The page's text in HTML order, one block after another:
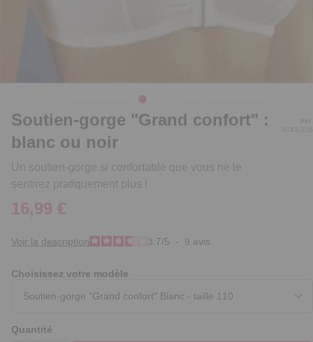
Soutien-gorge "Grand confort" :
blanc ou noir
Un soutien-gorge si confortable que vous ne le
sentirez pratiquement plus !
Réf.
16,99 €
Voir la description 3.7/5 - 9 avis
Choisissez votre modèle
Quantité